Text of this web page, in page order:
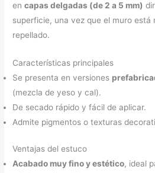
encapas delgadas (de 2 a 5 mm)
superficie, una vez que el muro está
repellado.
Características principales
Se presenta en versiones
(mezcla de yeso y cal).
De secado rápido y fácil de aplicar.
Admite pigmentos o texturas
Ventajas del estuco
Acabado muy fino y estético, ideal